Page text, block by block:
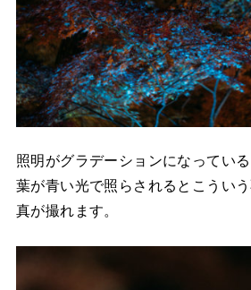
照明がグラデーションになってい
葉が青い光で照らされるとこうい
真が撮れます。